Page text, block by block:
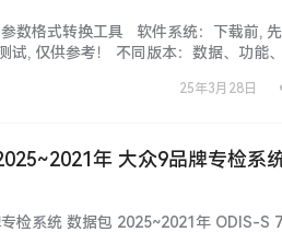
数格式转换工具 软件系统：下载前,
试, 仅供参考！ 不同版本：数据、功能
则废！ 本站资源：…...
25年3月28日
年 大众9品牌专检系
检系统 数据包 2025~2021年 ODIS-S